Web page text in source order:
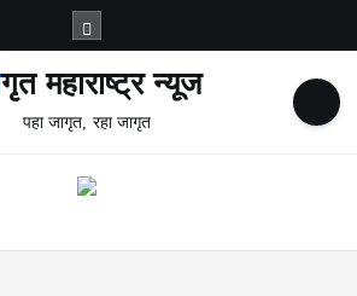
जागृत महाराष्ट्र न्यूज
पहा जागृत, रहा जागृत